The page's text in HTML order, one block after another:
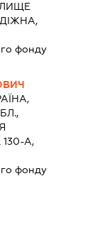
фонду
А,
фонду